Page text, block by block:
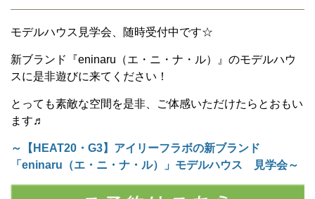
モデルハウス見学会、随時受付中です☆
新ブランド『eninaru（エ・ニ・ナ・ル）』のモデルハウ
スに是非遊びに来てください！
とっても素敵な空間を是非、ご体感いただけたらとおもい
ます♬
～【HEAT20・G3】アイリーフラボの新ブランド
「eninaru（エ・ニ・ナ・ル）」モデルハウス 見学会～